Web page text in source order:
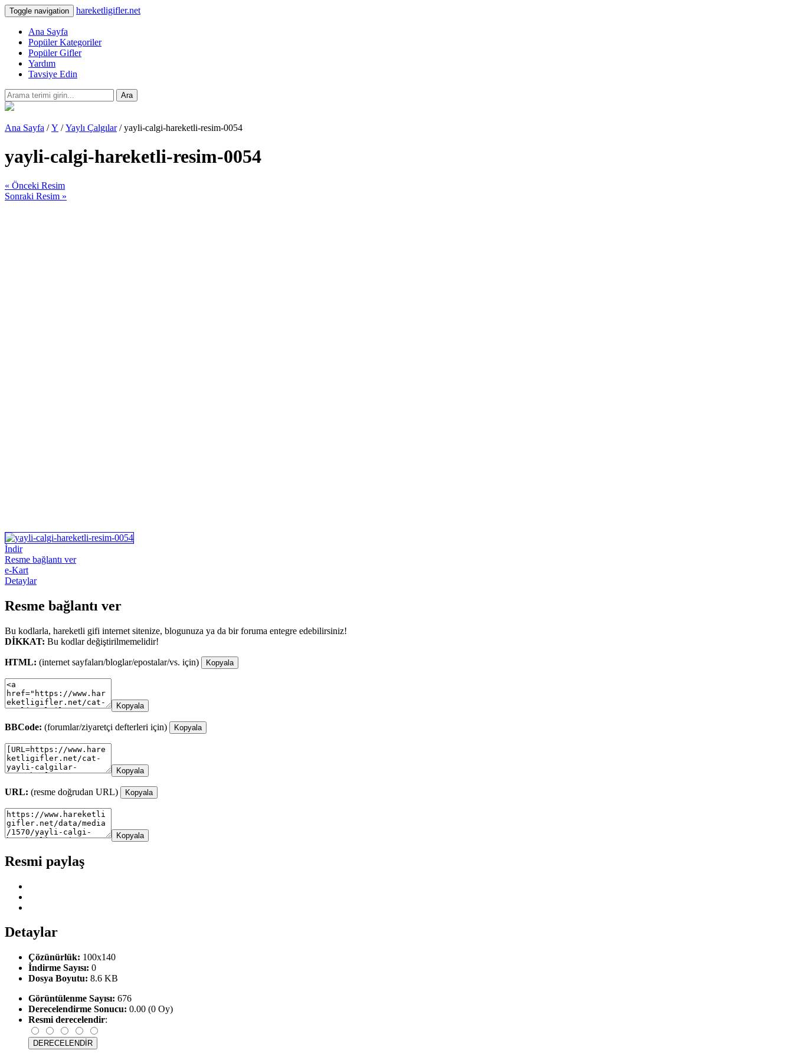
Toggle navigation hareketligifler.net
Ana Sayfa
Popüler Kategoriler
Popüler Gifler
Yardım
Tavsiye Edin
Ara
Ana Sayfa /Y /Yaylı Çalgılar/ yayli-calgi-hareketli-resim-0054
yayli-calgi-hareketli-resim-0054
« Önceki Resim
Sonraki Resim »
İndir
Resme bağlantı ver
e-Kart
Detaylar
Resme bağlantı ver
Bu kodlarla, hareketli gifi internet sitenize, blogunuza ya da bir foruma entegre edebilirsiniz!
DİKKAT: Bu kodlar değiştirilmemelidir!
HTML: (internet sayfaları/bloglar/epostalar/vs. için) Kopyala
Kopyala
BBCode: (forumlar/ziyaretçi defterleri için) Kopyala
Kopyala
URL: (resme doğrudan URL) Kopyala
Kopyala
Resmi paylaş
Detaylar
Çözünürlük: 100x140
İndirme Sayısı: 0
Dosya Boyutu: 8.6 KB
Görüntülenme Sayısı: 676
Derecelendirme Sonucu: 0.00 (0 Oy)
Resmi derecelendir: